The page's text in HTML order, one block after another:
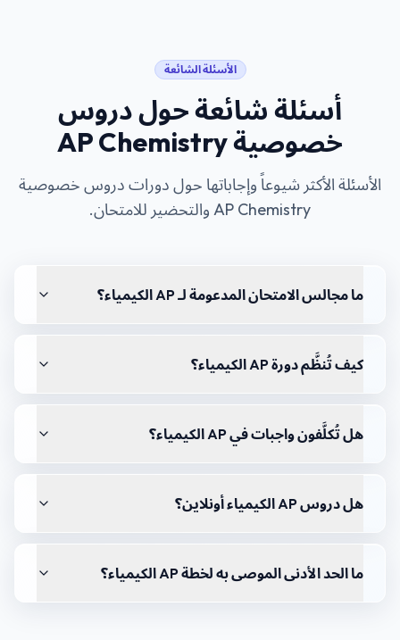
الأسئلة الشائعة
أسئلة شائعة حولدروس
خصوصية AP Chemistry
الأسئلة الأكثر شيوعاً وإجاباتها حول دورات دروس خصوصية
AP Chemistry والتحضير للامتحان.
ما مجالس الامتحان المدعومة لـ AP الكيمياء؟
كيف تُنظَّم دورة AP الكيمياء؟
هل تُكلَّفون واجبات في AP الكيمياء؟
هل دروس AP الكيمياء أونلاين؟
ما الحد الأدنى الموصى به لخطة AP الكيمياء؟